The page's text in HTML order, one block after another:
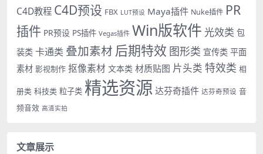
C4D教程 C4D预设 FBX LUT预设 Maya插件 Nuke插件 PR
插件 PR预设 PS插件 Vegas插件 Win版软件 光效类 包
装类 卡通类 叠加素材 后期特效 图形类 宣传类 平面
素材 影视制作 抠像素材 文本类 材质贴图 片头类 特效类 相
册类 科技类 粒子类 精选资源 达芬奇插件 达芬奇预设 音
频音效 高清实拍
文章展示